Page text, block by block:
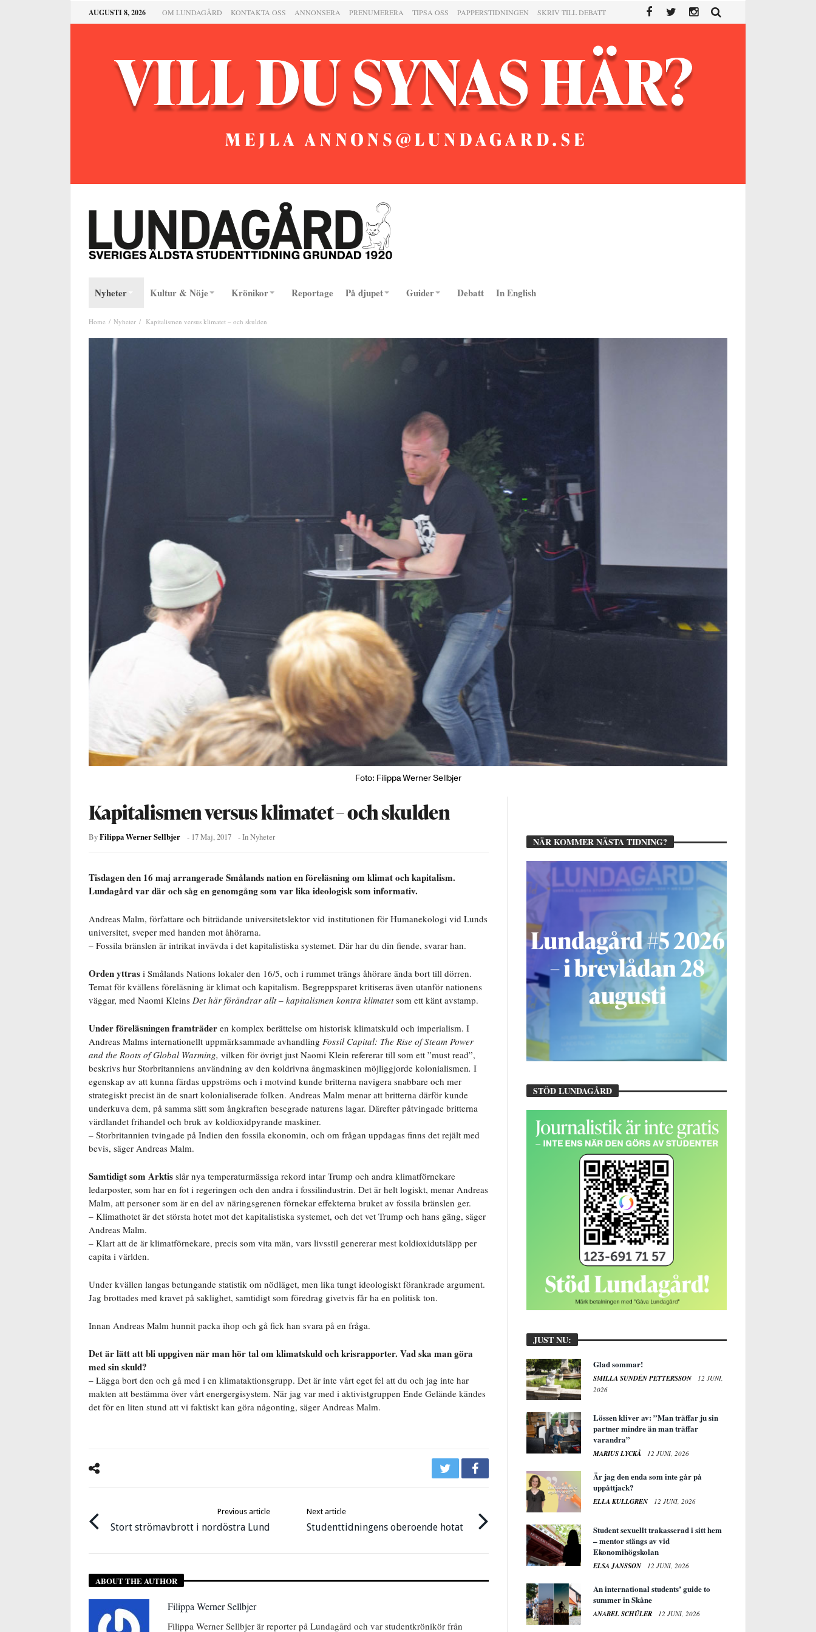
AUGUSTI 8, 2026 OM LUNDAGÅRD KONTAKTA OSS ANNONSERA PRENUMERERA TIPSA OSS PAPPERSTIDNINGEN SKRIV TILL DEBATT
Nyheter Kultur & Nöje Krönikor Reportage På djupet Guider Debatt In English
Home Nyheter Kapitalismen versus klimatet – och skulden
Foto: Filippa Werner Sellbjer
Kapitalismen versus klimatet – och skulden
ByFilippa Werner Sellbjer - 17 Maj, 2017 - InNyheter
Tisdagen den 16 maj arrangerade Smålands nation en föreläsning om klimat och kapitalism.
Lundagård var där och såg en genomgång som var lika ideologisk som informativ.
Andreas Malm, författare och biträdande universitetslektor vid institutionen för Humanekologi vid Lunds
universitet, sveper med handen mot åhörarna.
– Fossila bränslen är intrikat invävda i det kapitalistiska systemet. Där har du din fiende, svarar han.
Orden yttras i Smålands Nations lokaler den 16/5, och i rummet trängs åhörare ända bort till dörren.
Temat för kvällens föreläsning är klimat och kapitalism. Begreppsparet kritiseras även utanför nationens
väggar, med Naomi Kleins Det här förändrar allt – kapitalismen kontra klimatetsom ett känt avstamp.
Under föreläsningen framträder en komplex berättelse om historisk klimatskuld och imperialism. I
Andreas Malms internationellt uppmärksammade avhandling Fossil Capital: The Rise of Steam Power
and the Roots of Global Warming, vilken för övrigt just Naomi Klein refererar till som ett ”must read”,
beskrivs hur Storbritanniens användning av den koldrivna ångmaskinen möjliggjorde kolonialismen. I
egenskap av att kunna färdas uppströms och i motvind kunde britterna navigera snabbare och mer
strategiskt precist än de snart kolonialiserade folken. Andreas Malm menar att britterna därför kunde
underkuva dem, på samma sätt som ångkraften besegrade naturens lagar. Därefter påtvingade britterna
värdlandet frihandel och bruk av koldioxidpyrande maskiner.
– Storbritannien tvingade på Indien den fossila ekonomin, och om frågan uppdagas finns det rejält med
bevis, säger Andreas Malm.
Samtidigt som Arktis slår nya temperaturmässiga rekord intar Trump och andra klimatförnekare
ledarposter, som har en fot i regeringen och den andra i fossilindustrin. Det är helt logiskt, menar Andreas
Malm, att personer som är en del av näringsgrenen förnekar effekterna bruket av fossila bränslen ger.
– Klimathotet är det största hotet mot det kapitalistiska systemet, och det vet Trump och hans gäng, säger
Andreas Malm.
– Klart att de är klimatförnekare, precis som vita män, vars livsstil genererar mest koldioxidutsläpp per
capita i världen.
Under kvällen langas betungande statistik om nödläget, men lika tungt ideologiskt förankrade argument.
Jag brottades med kravet på saklighet, samtidigt som föredrag givetvis får ha en politisk ton.
Innan Andreas Malm hunnit packa ihop och gå fick han svara på en fråga.
Det är lätt att bli uppgiven när man hör tal om klimatskuld och krisrapporter. Vad ska man göra
med sin skuld?
– Lägga bort den och gå med i en klimataktionsgrupp. Det är inte vårt eget fel att du och jag inte har
makten att bestämma över vårt energergisystem. När jag var med i aktivistgruppen Ende Gelände kändes
det för en liten stund att vi faktiskt kan göra någonting, säger Andreas Malm.
Previous article
Stort strömavbrott i nordöstra Lund
Next article
Studenttidningens oberoende hotat
ABOUT THE AUTHOR
Filippa Werner Sellbjer
Filippa Werner Sellbjer är reporter på Lundagård och var studentkrönikör från
NÄR KOMMER NÄSTA TIDNING?
STÖD LUNDAGÅRD
JUST NU:
Glad sommar!
SMILLA SUNDÉN PETTERSSON
12 JUNI,
2026
Lössen kliver av: ”Man träffar ju sin
partner mindre än man träffar
varandra”
MARIUS LYCKÅ 12 JUNI, 2026
Är jag den enda som inte går på
uppåttjack?
ELLA KULLGREN 12 JUNI, 2026
Student sexuellt trakasserad i sitt hem
– mentor stängs av vid
Ekonomihögskolan
ELSA JANSSON 12 JUNI, 2026
An international students’ guide to
summer in Skåne
ANABEL SCHÜLER 12 JUNI, 2026